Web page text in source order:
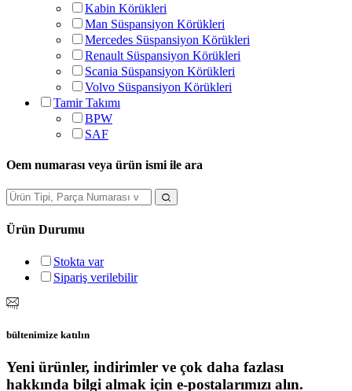
Kabin Körükleri
Man Süspansiyon Körükleri
Mercedes Süspansiyon Körükleri
Renault Süspansiyon Körükleri
Scania Süspansiyon Körükleri
Volvo Süspansiyon Körükleri
Tamir Takımı
BPW
SAF
Oem numarası veya ürün ismi ile ara
Ürün Durumu
Stokta var
Sipariş verilebilir
bültenimize katılın
Yeni ürünler, indirimler ve çok daha fazlası
hakkında bilgi almak için e-postalarımızı alın.